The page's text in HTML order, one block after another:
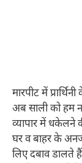
मारपीट में
अब साली को हम
व्यापार में धकेलने
घर व बाहर के
लिए दबाव डालते